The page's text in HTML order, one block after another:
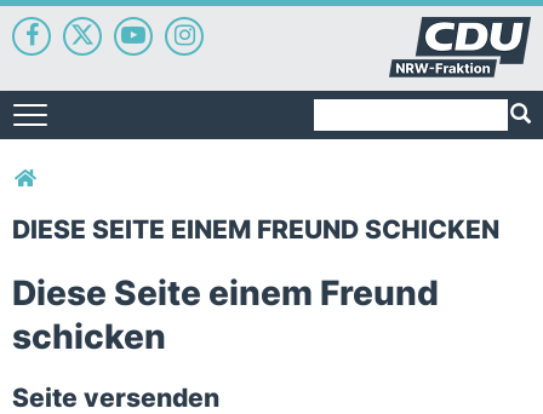
Toggle navigation
Sie sind hier
DIESE SEITE EINEM FREUND SCHICKEN
Diese Seite einem Freund
schicken
Seite versenden